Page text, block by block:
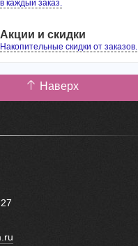
в каждый заказ.
Акции и скидки
Накопительные скидки от заказов.
Наверх